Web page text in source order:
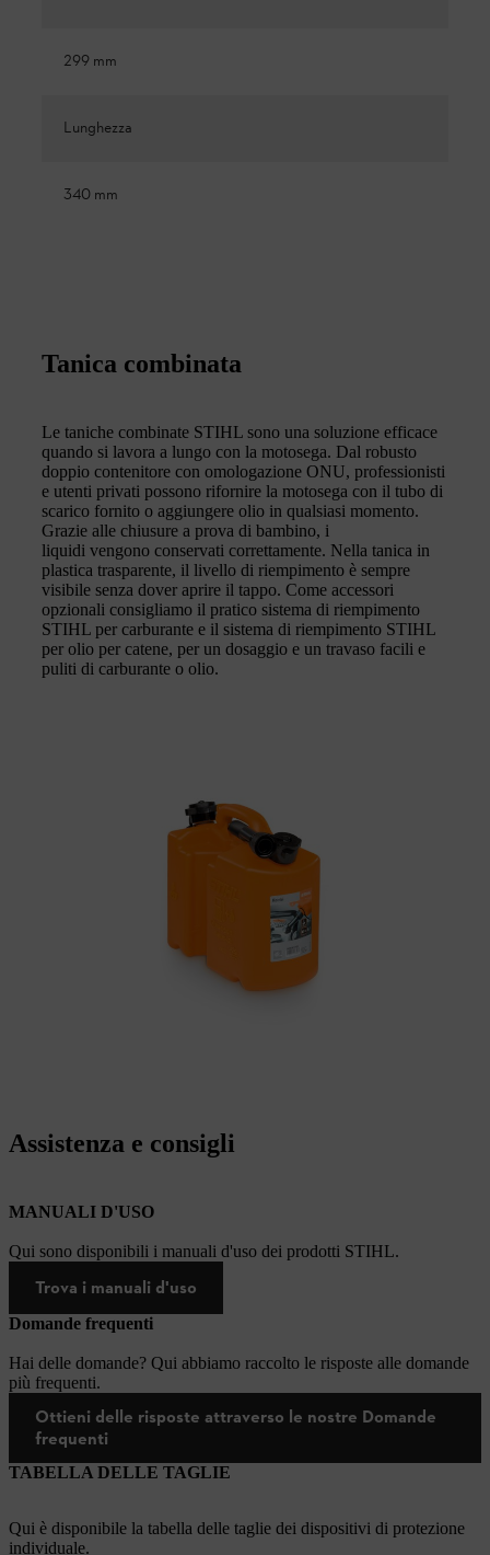
299 mm
Lunghezza
340 mm
Tanica combinata
Le taniche combinate STIHL sono una soluzione efficace
quando si lavora a lungo con la motosega. Dal robusto
doppio contenitore con omologazione ONU, professionisti
e utenti privati possono rifornire la motosega con il tubo di
scarico fornito o aggiungere olio in qualsiasi momento.
Grazie alle chiusure a prova di bambino, i
liquidi vengono conservati correttamente. Nella tanica in
plastica trasparente, il livello di riempimento è sempre
visibile senza dover aprire il tappo. Come accessori
opzionali consigliamo il pratico sistema di riempimento
STIHL per carburante e il sistema di riempimento STIHL
per olio per catene, per un dosaggio e un travaso facili e
puliti di carburante o olio.
Assistenza e consigli
MANUALI D'USO
Qui sono disponibili i manuali d'uso dei prodotti STIHL.
Trova i manuali d'uso
Domande frequenti
Hai delle domande? Qui abbiamo raccolto le risposte alle domande
più frequenti.
Ottieni delle risposte attraverso le nostre Domande
frequenti
TABELLA DELLE TAGLIE
Qui è disponibile la tabella delle taglie dei dispositivi di protezione
individuale.